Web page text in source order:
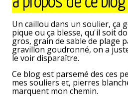
Un caillou dans un soulier, ça
pique ou ça blesse, qu'il soit
gros, grain de sable de plage
gravillon goudronné, on a
le voir disparaître.
Ce blog est parsemé des ces
mes souliers et, pierres
marquent mon chemin.